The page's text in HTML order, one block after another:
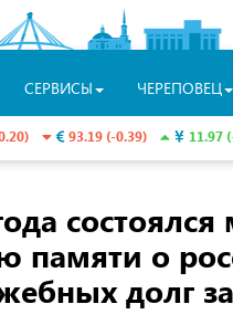
СЕРВИСЫ ЧЕРЕПОВЕЦ
93.19 (-0.39) 11.97
состоялся
о
долг